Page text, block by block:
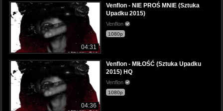
04:31
Venflon - NIE PROŚ MNIE (Sztuka
Upadku 2015)
Venflon
1080p
04:36
Venflon - MIŁOŚĆ (Sztuka Upadku
2015) HQ
Venflon
1080p